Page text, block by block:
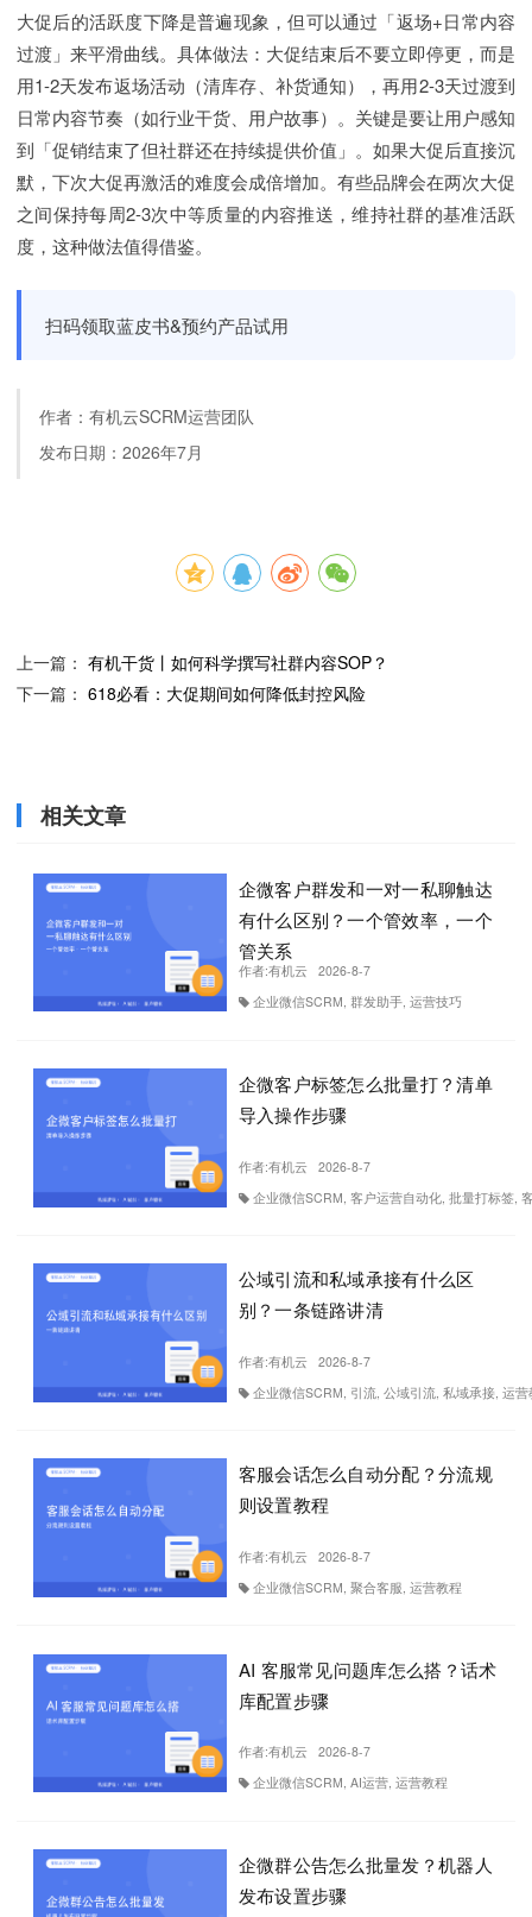
大促后的活跃度下降是普遍现象，但可以通过「返场+日常内容
过渡」来平滑曲线。具体做法：大促结束后不要立即停更，而是
用1-2天发布返场活动（清库存、补货通知），再用2-3天过渡到
日常内容节奏（如行业干货、用户故事）。关键是要让用户感知
到「促销结束了但社群还在持续提供价值」。如果大促后直接沉
默，下次大促再激活的难度会成倍增加。有些品牌会在两次大促
之间保持每周2-3次中等质量的内容推送，维持社群的基准活跃
度，这种做法值得借鉴。
扫码领取蓝皮书&预约产品试用
作者：有机云SCRM运营团队
发布日期：2026年7月
上一篇： 有机干货丨如何科学撰写社群内容SOP？
下一篇： 618必看：大促期间如何降低封控风险
相关文章
企微客户群发和一对一私聊触达
有什么区别？一个管效率，一个
管关系
作者:有机云
2026-8-7
企业微信SCRM, 群发助手, 运营技巧
企微客户标签怎么批量打？清单
导入操作步骤
作者:有机云
2026-8-7
企业微信SCRM, 客户运营自动化, 批量打标签,
公域引流和私域承接有什么区
别？一条链路讲清
作者:有机云
2026-8-7
企业微信SCRM, 引流, 公域引流, 私域承接, 运营
客服会话怎么自动分配？分流规
则设置教程
作者:有机云
2026-8-7
企业微信SCRM, 聚合客服, 运营教程
AI 客服常见问题库怎么搭？话术
库配置步骤
作者:有机云
2026-8-7
企业微信SCRM, AI运营, 运营教程
企微群公告怎么批量发？机器人
发布设置步骤